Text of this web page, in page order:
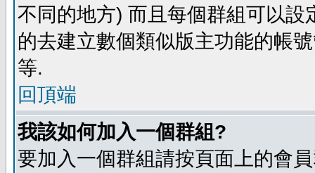
不同的地方) 而且每個群組可以
的去建立數個類似版主功能的帳
等.
回頂端
我該如何加入一個群組?
要加入一個群組請按頁面上的會